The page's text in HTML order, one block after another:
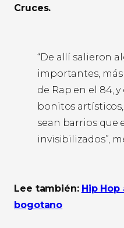
Cruces.
“De allí salieron
importantes,
de Rap en el 84,
bonitos
sean barrios que
invisibilizados”,
Lee también: Hip
bogotano